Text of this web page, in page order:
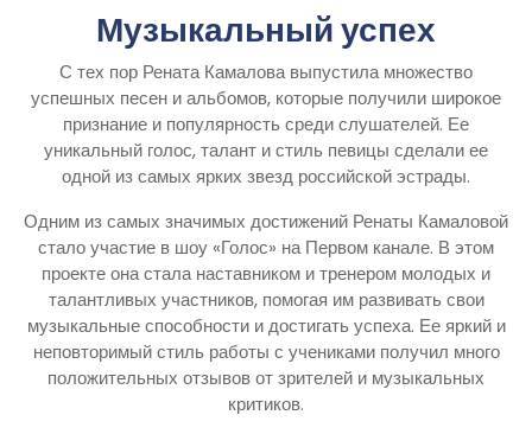
Музыкальный успех
С тех пор Рената Камалова выпустила множество
успешных песен и альбомов, которые получили широкое
признание и популярность среди слушателей. Ее
уникальный голос, талант и стиль певицы сделали ее
одной из самых ярких звезд российской эстрады.
Одним из самых значимых достижений Ренаты Камаловой
стало участие в шоу «Голос» на Первом канале. В этом
проекте она стала наставником и тренером молодых и
талантливых участников, помогая им развивать свои
музыкальные способности и достигать успеха. Ее яркий и
неповторимый стиль работы с учениками получил много
положительных отзывов от зрителей и музыкальных
критиков.